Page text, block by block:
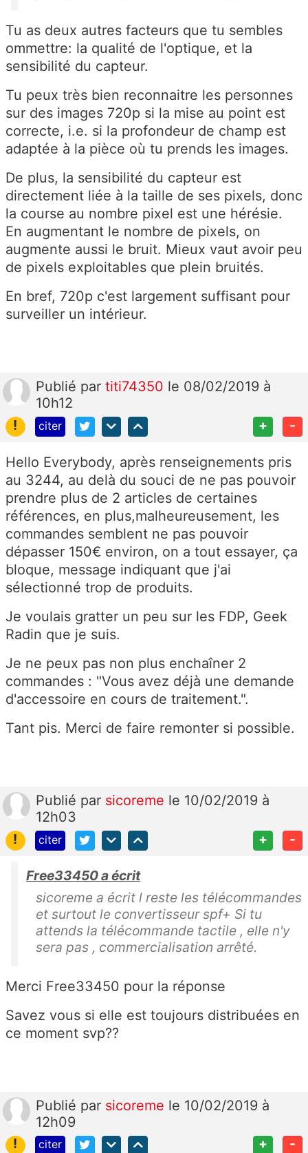
Tu as deux autres facteurs que tu sembles
ommettre: la qualité de l'optique, et la
sensibilité du capteur.
Tu peux très bien reconnaitre les personnes
sur des images 720p si la mise au point est
correcte, i.e. si la profondeur de champ est
adaptée à la pièce où tu prends les images.
De plus, la sensibilité du capteur est
directement liée à la taille de ses pixels, donc
la course au nombre pixel est une hérésie.
En augmentant le nombre de pixels, on
augmente aussi le bruit. Mieux vaut avoir peu
de pixels exploitables que plein bruités.
En bref, 720p c'est largement suffisant pour
surveiller un intérieur.
Publié par titi74350 le 08/02/2019 à
10h12
!
citer + -
Hello Everybody, après renseignements pris
au 3244, au delà du souci de ne pas pouvoir
prendre plus de 2 articles de certaines
références, en plus,malheureusement, les
commandes semblent ne pas pouvoir
dépasser 150€ environ, on a tout essayer, ça
bloque, message indiquant que j'ai
sélectionné trop de produits.
Je voulais gratter un peu sur les FDP, Geek
Radin que je suis.
Je ne peux pas non plus enchaîner 2
commandes : "Vous avez déjà une demande
d'accessoire en cours de traitement.".
Tant pis. Merci de faire remonter si possible.
Publié par sicoreme le 10/02/2019 à
12h03
!
citer + -
Free33450 a écrit
sicoreme a écrit l reste les télécommandes
et surtout le convertisseur spf+ Si tu
attends la télécommande tactile , elle n'y
sera pas , commercialisation arrêté.
Merci Free33450 pour la réponse
Savez vous si elle est toujours distribuées en
ce moment svp??
Publié par sicoreme le 10/02/2019 à
12h09
!
citer + -